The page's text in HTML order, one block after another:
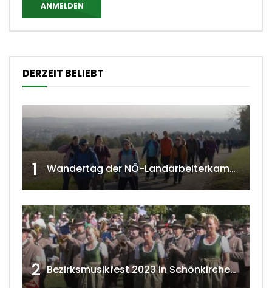
ANMELDEN
DERZEIT BELIEBT
1 Wandertag der NÖ-Landarbeiterkammer in Hollabrunn 2024
2 Bezirksmusikfest 2023 in Schönkirchen-Reyersdorf